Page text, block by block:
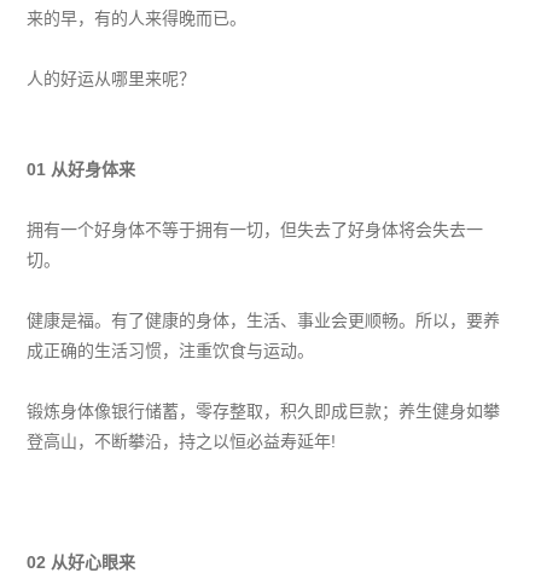
来的早，有的人来得晚而已。
人的好运从哪里来呢？
01 从好身体来
拥有一个好身体不等于拥有一切，但失去了好身体将会失去一
切。
健康是福。有了健康的身体，生活、事业会更顺畅。所以，要养
成正确的生活习惯，注重饮食与运动。
锻炼身体像银行储蓄，零存整取，积久即成巨款；养生健身如攀
登高山，不断攀沿，持之以恒必益寿延年!
02 从好心眼来